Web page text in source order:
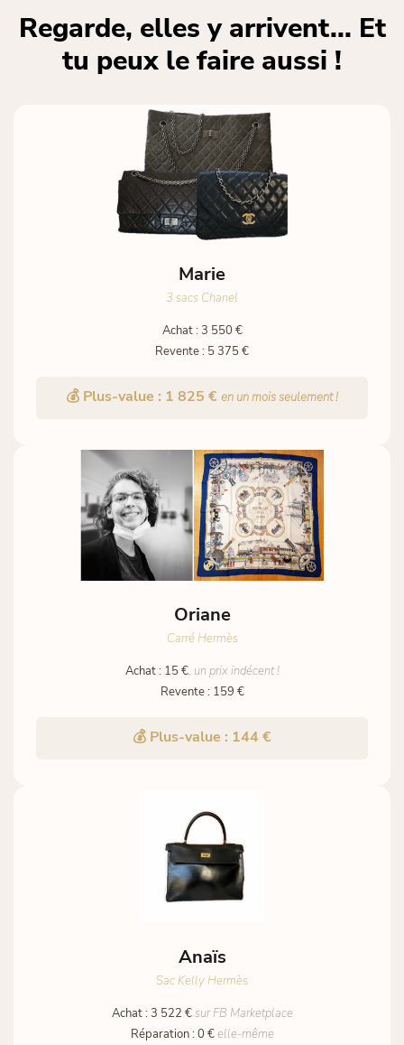
Regarde, elles y arrivent... Et
tu peux le faire aussi !
Marie
3 sacs Chanel
Achat : 3 550 €
Revente : 5 375 €
💰 Plus-value : 1 825 € en un mois seulement !
Oriane
Carré Hermès
Achat : 15 €, un prix indécent !
Revente : 159 €
💰 Plus-value : 144 €
Anaïs
Sac Kelly Hermès
Achat : 3 522 € sur FB Marketplace
Réparation : 0 €elle-même